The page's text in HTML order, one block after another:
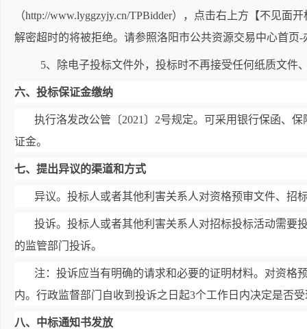
（http://www.lyggzyjy.cn/TPBidder），点击右上方【不见
解密超时的将被拒绝。请参照洛阳市公共资源交易中心首
5、除电子投标文件外，投标时不再接受任何纸质文件
六、投标保证金缴纳
执行洛发改公管〔2021〕2号规定。可采用银行保函、
证金。
七、提出异议的渠道和方式
异议。投标人或者其他利害关系人对资格预审文件、招
投诉。投标人或者其他利害关系人对招标投标活动需要
的监管部门投诉。
注：投诉应当有明确的请求和必要的证明材料。对资格
内。行政监督部门自收到投诉之日起3个工作日内决定是否
八、中标通知书发放